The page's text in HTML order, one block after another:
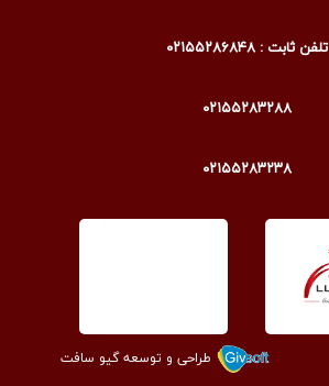
تلفن ثابت : ۰۲۱۵۵۲۸۶۸۴۸
۰۲۱۵۵۲۸۳۲۸۸
۰۲۱۵۵۲۸۳۲۳۸
طراحی و توسعه گیو سافت